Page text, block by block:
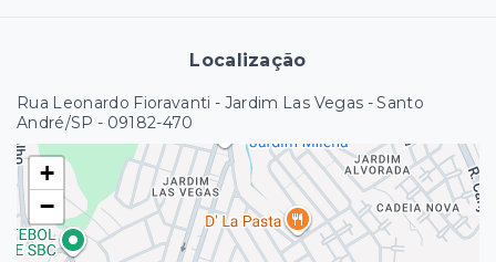
Localização
Rua Leonardo Fioravanti - Jardim Las Vegas - Santo
André/SP - 09182-470
+
−